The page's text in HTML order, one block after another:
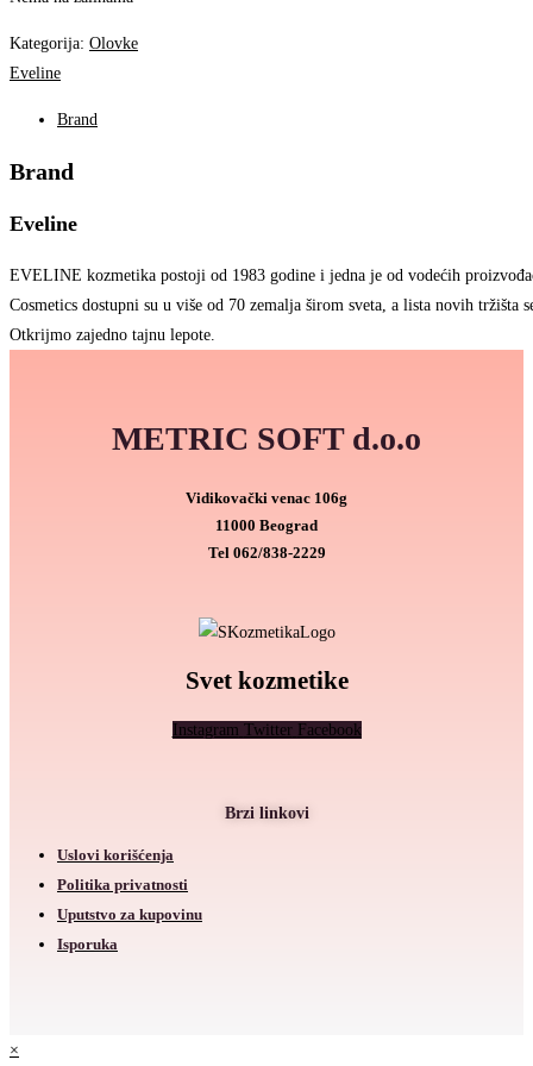
Kategorija: Olovke
Eveline
Brand
Brand
Eveline
EVELINE kozmetika postoji od 1983 godine i jedna je od vodećih
Cosmetics dostupni su u više od 70 zemalja širom sveta, a lista novih tržišta
Otkrijmo zajedno tajnu lepote.
METRIC SOFT d.o.o
Vidikovački venac 106g
11000 Beograd
Tel 062/838-2229
Svet kozmetike
Instagram Twitter Facebook
Brzi linkovi
Uslovi korišćenja
Politika privatnosti
Uputstvo za kupovinu
Isporuka
×